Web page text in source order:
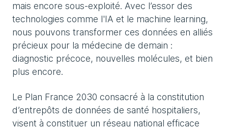
mais encore sous-exploité. Avec l’essor des
technologies comme l'IA et le machine learning,
nous pouvons transformer ces données en alliés
précieux pour la médecine de demain :
diagnostic précoce, nouvelles molécules, et bien
plus encore.
Le Plan France 2030 consacré à la constitution
d’entrepôts de données de santé hospitaliers,
visent à constituer un réseau national efficace